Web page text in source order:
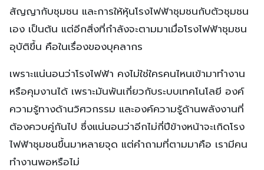
สัญญากับชุมชน และการให้หุ้นโรงไฟฟ้าชุมชนกับตัวชุมชน
เอง เป็นต้น แต่อีกสิ่งที่กำลังจะตามมาเมื่อโรงไฟฟ้าชุมชน
อุบัติขึ้น คือในเรื่องของบุคลากร
เพราะแน่นอนว่าโรงไฟฟ้า คงไม่ใช่ใครคนไหนเข้ามาทำงาน
หรือคุมงานได้ เพราะมันพันเกี่ยวกับระบบเทคโนโลยี องค์
ความรู้ทางด้านวิศวกรรม และองค์ความรู้ด้านพลังงานที่
ต้องควบคู่กันไป ซึ่งแน่นอนว่าอีกไม่กี่ปีข้างหน้าจะเกิดโรง
ไฟฟ้าชุมชนขึ้นมาหลายจุด แต่คำถามที่ตามมาคือ เรามีคน
ทำงานพอหรือไม่